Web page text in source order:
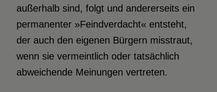
außerhalb sind, folgt und andererseits ein
permanenter »Feindverdacht« entsteht,
der auch den eigenen Bürgern misstraut,
wenn sie vermeintlich oder tatsächlich
abweichende Meinungen vertreten.